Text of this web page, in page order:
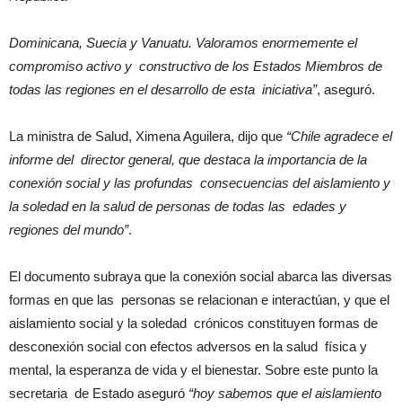
Dominicana, Suecia y Vanuatu. Valoramos enormemente el
compromiso activo y constructivo de los Estados Miembros de
todas las regiones en el desarrollo de esta iniciativa”, aseguró.
La ministra de Salud, Ximena Aguilera, dijo que “Chile agradece el
informe del director general, que destaca la importancia de la
conexión social y las profundas consecuencias del aislamiento y
la soledad en la salud de personas de todas las edades y
regiones del mundo”.
El documento subraya que la conexión social abarca las diversas
formas en que las personas se relacionan e interactúan, y que el
aislamiento social y la soledad crónicos constituyen formas de
desconexión social con efectos adversos en la salud física y
mental, la esperanza de vida y el bienestar. Sobre este punto la
secretaria de Estado aseguró “hoy sabemos que el aislamiento